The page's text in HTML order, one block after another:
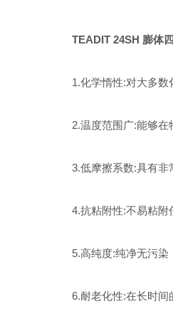
TEADIT 24SH 膨体
1.化学惰性:对大多数化
2.温度范围广:能够在特
3.低摩擦系数:具有非常
4.抗粘附性:不易粘附
5.高纯度:纯净无污染，
6.耐老化性:在长时间的